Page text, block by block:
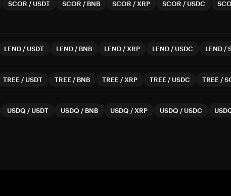
SCOR / USDT SCOR / BNB SCOR / XRP SCOR / USDC
LEND / USDT LEND / BNB LEND / XRP LEND / USDC LEND /
TREE / USDT TREE / BNB TREE / XRP TREE / USDC TREE /
USDQ / USDT USDQ / BNB USDQ / XRP USDQ / USDC